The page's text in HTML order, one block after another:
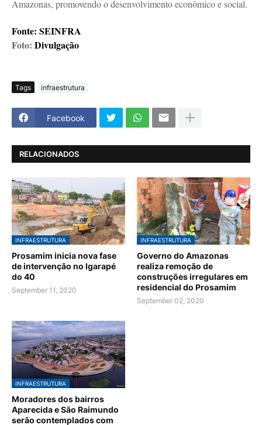
Amazonas, promovendo o desenvolvimento econômico e social.
Fonte: SEINFRA
Foto: Divulgação
Tags infraestrutura
Facebook
RELACIONADOS
INFRAESTRUTURA
Prosamim inicia nova fase
de intervenção no Igarapé
do 40
September 11, 2020
INFRAESTRUTURA
Governo do Amazonas
realiza remoção de
construções irregulares em
residencial do Prosamim
September 02, 2020
INFRAESTRUTURA
Moradores dos bairros
Aparecida e São Raimundo
serão contemplados com